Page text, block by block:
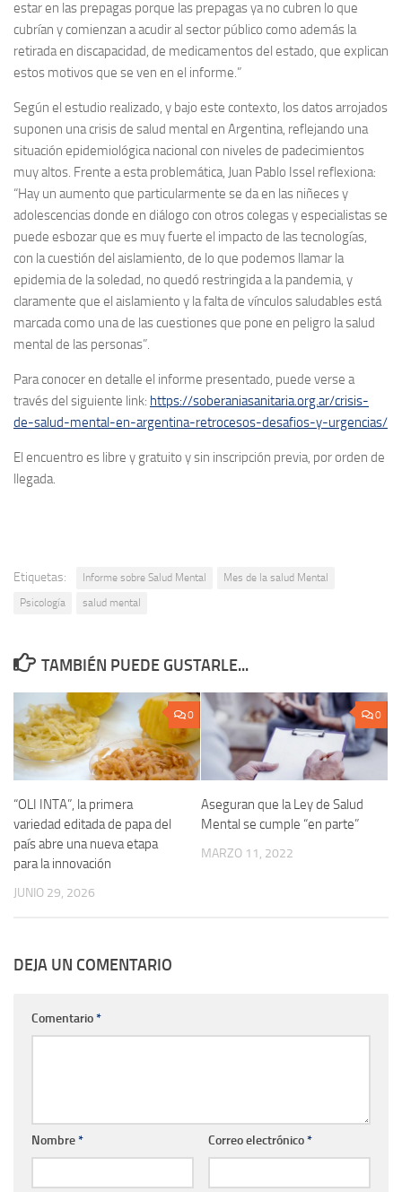
estar en las prepagas porque las prepagas ya no cubren lo que
cubrían y comienzan a acudir al sector público como además la
retirada en discapacidad, de medicamentos del estado, que explican
estos motivos que se ven en el informe.”
Según el estudio realizado, y bajo este contexto, los datos arrojados
suponen una crisis de salud mental en Argentina, reflejando una
situación epidemiológica nacional con niveles de padecimientos
muy altos. Frente a esta problemática, Juan Pablo Issel reflexiona:
“Hay un aumento que particularmente se da en las niñeces y
adolescencias donde en diálogo con otros colegas y especialistas se
puede esbozar que es muy fuerte el impacto de las tecnologías,
con la cuestión del aislamiento, de lo que podemos llamar la
epidemia de la soledad, no quedó restringida a la pandemia, y
claramente que el aislamiento y la falta de vínculos saludables está
marcada como una de las cuestiones que pone en peligro la salud
mental de las personas”.
Para conocer en detalle el informe presentado, puede verse a
través del siguiente link: https://soberaniasanitaria.org.ar/crisis-
de-salud-mental-en-argentina-retrocesos-desafios-y-urgencias/
El encuentro es libre y gratuito y sin inscripción previa, por orden de
llegada.
Etiquetas: Informe sobre Salud Mental
Mes de la salud Mental
Psicología
salud mental
TAMBIÉN PUEDE GUSTARLE...
0
“OLI INTA”, la primera
variedad editada de papa del
país abre una nueva etapa
para la innovación
JUNIO 29, 2026
0
Aseguran que la Ley de Salud
Mental se cumple “en parte”
MARZO 11, 2022
DEJA UN COMENTARIO
Comentario*
Nombre* Correo electrónico*